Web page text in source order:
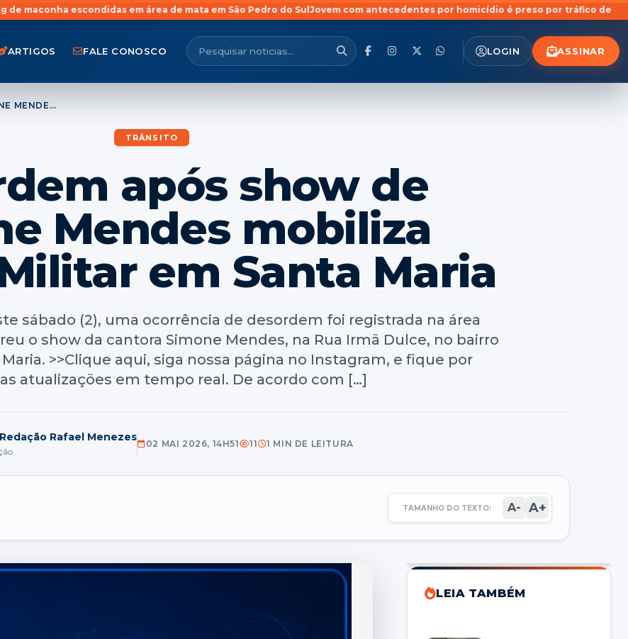
em área de mata em São Pedro do SulJovem com antecedentes por homicídio é preso por tráfico de drogas no bairro
ARTIGOS FALE CONOSCO LOGIN ASSINAR
DESORDEM APÓS SHOW DE SIMONE MENDES MOBILIZA BRIGADA MILITAR EM SANTA MARIA
TRÂNSITO
após show de
Mendes mobiliza
em Santa Maria
sábado (2), uma ocorrência de desordem foi registrada na área
o show da cantora Simone Mendes, na Rua Irmã Dulce, no bairro
>>Clique aqui, siga nossa página no Instagram, e fique por
atualizações em tempo real. De acordo com […]
Rafael Menezes
02 MAI 2026, 14H51 11 1 MIN DE LEITURA
TAMANHO DO TEXTO: A- A+
LEIA TAMBÉM